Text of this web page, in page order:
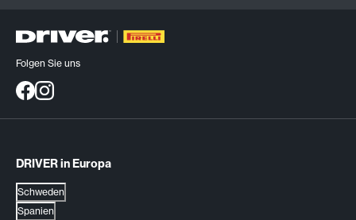
Folgen Sie uns
DRIVER in Europa
Schweden
Spanien